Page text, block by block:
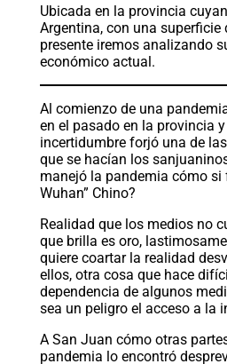
Ubicada en la provincia
Argentina, con una superficie
presente iremos analizando
económico actual.
Al comienzo de una
en el pasado en la provincia
incertidumbre forjó una de
que se hacían los
manejó la pandemia cómo si
Wuhan” Chino?
Realidad que los medios no
que brilla es oro,
quiere coartar la realidad
ellos, otra cosa que hace
dependencia de algunos
sea un peligro el acceso a la
A San Juan cómo otras
pandemia lo encontró